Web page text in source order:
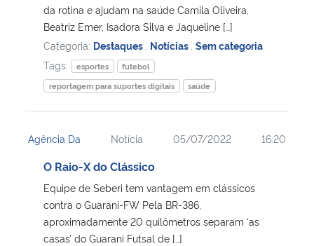
da rotina e ajudam na saúde Camila Oliveira,
Beatriz Emer, Isadora Silva e Jaqueline […]
Categoria: Destaques Notícias Sem categoria
Tags:
esportes
futebol
reportagem para suportes digitais
saúde
Agência Da Notícia 05/07/2022 16:20
O Raio-X do Clássico
Equipe de Seberi tem vantagem em clássicos
contra o Guarani-FW Pela BR-386,
aproximadamente 20 quilômetros separam ‘as
casas’ do Guarani Futsal de […]